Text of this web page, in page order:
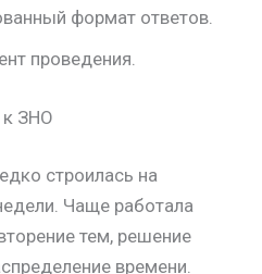
формат ответов.
проведения.
к ЗНО
строилась на
Чаще работала
тем, решение
времени.